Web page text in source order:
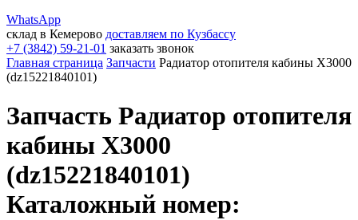
WhatsApp
склад в Кемерово доставляем по Кузбассу
+7 (3842) 59-21-01 заказать звонок
Главная страница Запчасти Радиатор отопителя кабины X3000
(dz15221840101)
Запчасть Радиатор отопителя
кабины X3000
(dz15221840101)
Каталожный номер: